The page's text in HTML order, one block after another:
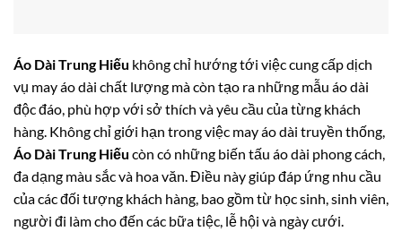
Áo Dài Trung Hiếu không chỉ hướng tới việc cung cấp dịch
vụ may áo dài chất lượng mà còn tạo ra những mẫu áo dài
độc đáo, phù hợp với sở thích và yêu cầu của từng khách
hàng. Không chỉ giới hạn trong việc may áo dài truyền thống,
Áo Dài Trung Hiếu còn có những biến tấu áo dài phong cách,
đa dạng màu sắc và hoa văn. Điều này giúp đáp ứng nhu cầu
của các đối tượng khách hàng, bao gồm từ học sinh, sinh viên,
người đi làm cho đến các bữa tiệc, lễ hội và ngày cưới.